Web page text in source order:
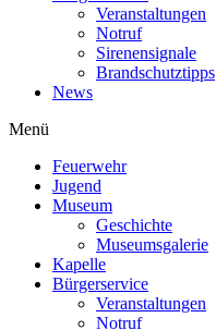
Veranstaltungen
Notruf
Sirenensignale
Brandschutztipps
News
Menü
Feuerwehr
Jugend
Museum
Geschichte
Museumsgalerie
Kapelle
Bürgerservice
Veranstaltungen
Notruf